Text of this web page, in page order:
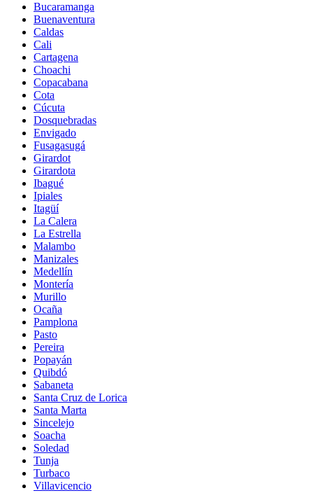
Bucaramanga
Buenaventura
Caldas
Cali
Cartagena
Choachi
Copacabana
Cota
Cúcuta
Dosquebradas
Envigado
Fusagasugá
Girardot
Girardota
Ibagué
Ipiales
Itagüí
La Calera
La Estrella
Malambo
Manizales
Medellín
Montería
Murillo
Ocaña
Pamplona
Pasto
Pereira
Popayán
Quibdó
Sabaneta
Santa Cruz de Lorica
Santa Marta
Sincelejo
Soacha
Soledad
Tunja
Turbaco
Villavicencio